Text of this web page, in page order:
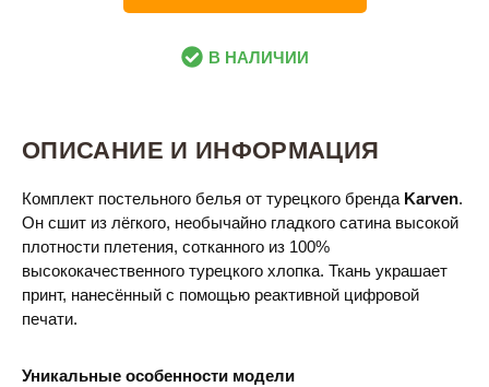
В НАЛИЧИИ
ОПИСАНИЕ И ИНФОРМАЦИЯ
Комплект постельного белья от турецкого бренда Karven.
Он сшит из лёгкого, необычайно гладкого сатина высокой
плотности плетения, сотканного из 100%
высококачественного турецкого хлопка. Ткань украшает
принт, нанесённый с помощью реактивной цифровой
печати.
Уникальные особенности модели